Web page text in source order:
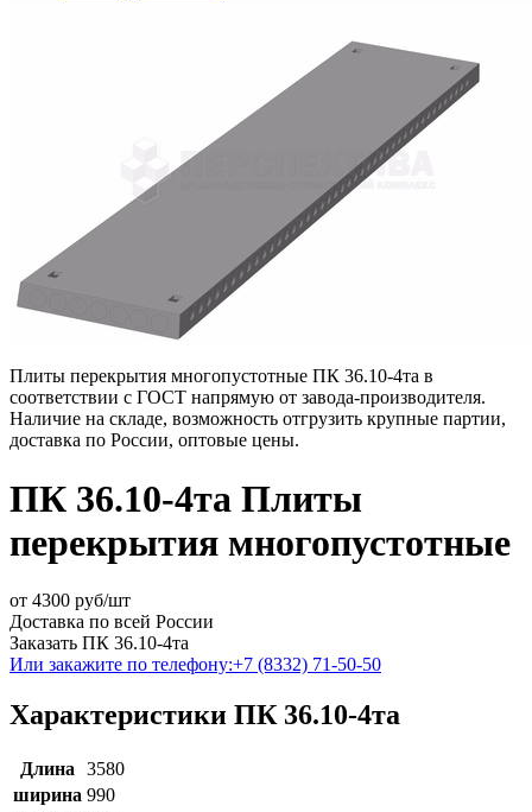
Плиты перекрытия многопустотные ПК 36.10-4та в
соответствии с ГОСТ напрямую от завода-производителя.
Наличие на складе, возможность отгрузить крупные партии,
доставка по России, оптовые цены.
ПК 36.10-4та Плиты
перекрытия многопустотные
от 4300 руб/шт
Доставка по всей России
Заказать ПК 36.10-4та
Или закажите по телефону:+7 (8332) 71-50-50
Характеристики ПК 36.10-4та
Длина
3580
ширина 990